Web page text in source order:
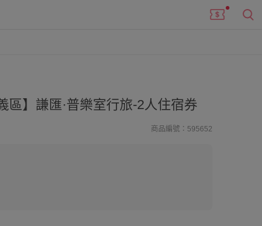
區】謙匯·普樂室行旅-2人住宿券
商品編號：595652